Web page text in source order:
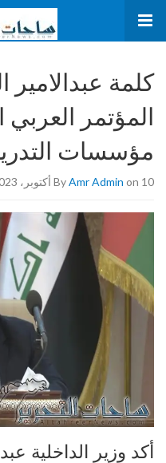
كلمة
مؤسسات
ByAmr Admin on 10 أكتوبر، 2023
أكد وزير الداخلية